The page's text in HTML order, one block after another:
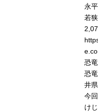
永
若
恐
恐
井
今
け